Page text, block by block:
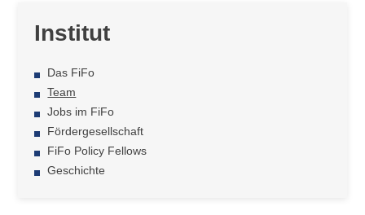
Institut
Das FiFo
Team
Jobs im FiFo
Fördergesellschaft
FiFo Policy Fellows
Geschichte